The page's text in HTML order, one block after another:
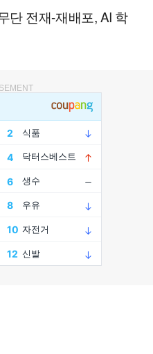
단 전재-재배포, AI 학